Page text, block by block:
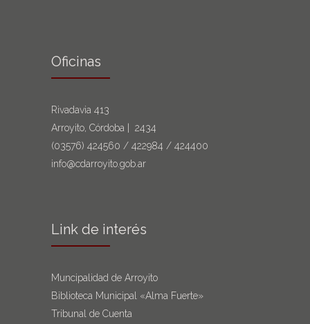
Oficinas
Rivadavia 413
Arroyito, Córdoba | 2434
(03576) 424560 / 422984 / 424400
info@cdarroyito.gob.ar
Link de interés
Muncipalidad de Arroyito
Biblioteca Municipal «Alma Fuerte»
Tribunal de Cuenta